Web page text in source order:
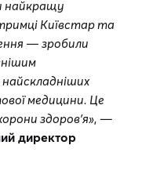
найкращу
Київстар та
— зробили
медицини. Це
здоров’я», —
директор